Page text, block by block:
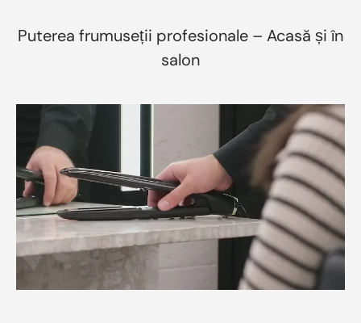
Puterea frumuseții profesionale – Acasă și în
salon